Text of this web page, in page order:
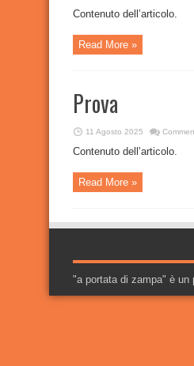
Contenuto dell’articolo.
Read More »
Prova
11 Agosto 2025
Contenuto dell’articolo.
Read More »
"a portata di zampa" è un